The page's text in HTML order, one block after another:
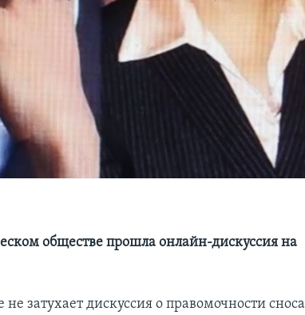
обществе прошла онлайн-дискуссия на
затухает дискуссия о правомочности сноса